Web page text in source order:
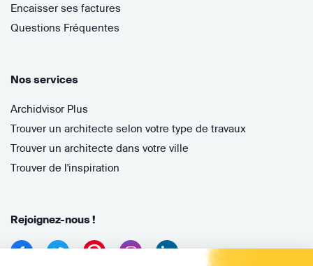
Encaisser ses factures
Questions Fréquentes
Nos services
Archidvisor Plus
Trouver un architecte selon votre type de travaux
Trouver un architecte dans votre ville
Trouver de l'inspiration
Rejoignez-nous !